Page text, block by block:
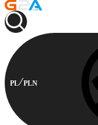
PL PLN